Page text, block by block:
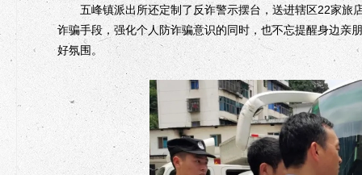
五峰镇派出所还定制了反诈警示摆台，送进辖区22家旅
诈骗手段，强化个人防诈骗意识的同时，也不忘提醒身边亲
好氛围。